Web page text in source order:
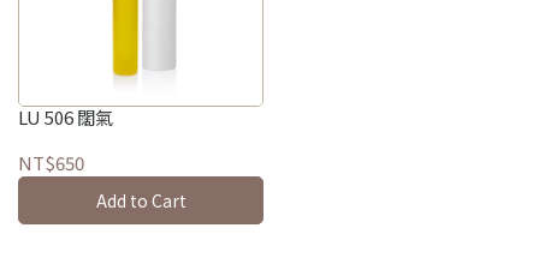
LU 506 闊氣
NT$650
Add to Cart